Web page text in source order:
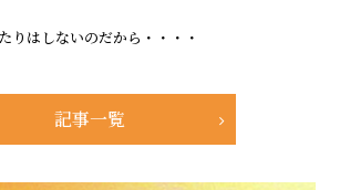
りはしないのだから・・・・
記事一覧